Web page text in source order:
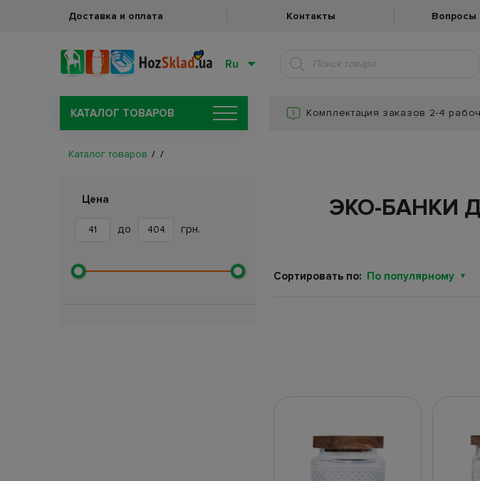
Доставка и оплата Контакты Вопросы
Ru
КАТАЛОГ ТОВАРОВ Комплектация заказов 2-4
Каталог товаров
Цена
до грн.
ЭКО-БАНКИ
Сортировать по: По популярному